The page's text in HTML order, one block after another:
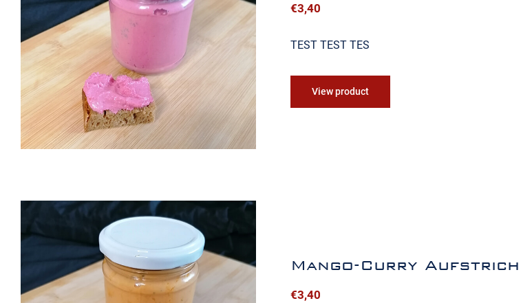
Rote Rübe Aufstrich
€3,40
TEST TEST TES
View product
Mango-Curry Aufstrich
€3,40